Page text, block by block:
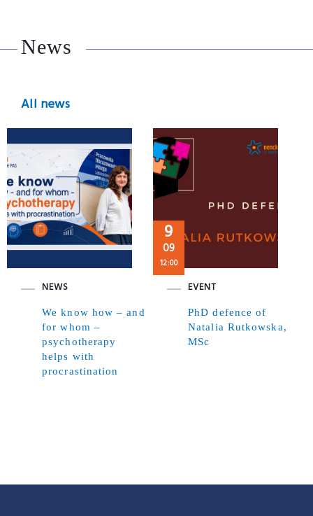
News
All news
NEWS
We know how – and
for whom –
psychotherapy
helps with
procrastination
9
09
12:00
EVENT
PhD defence of
Natalia Rutkowska,
MSc